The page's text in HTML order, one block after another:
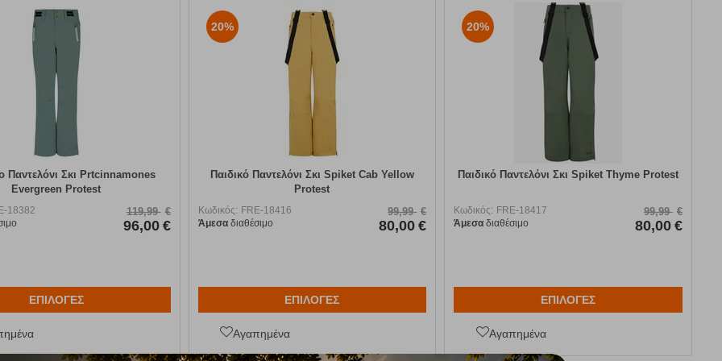
Παντελόνι Σκι Prtcinnamones
Evergreen Protest
18382
119,99 €
96,00 €
ΕΠΙΛΟΓΕΣ
20%
Παιδικό Παντελόνι Σκι Spiket Cab Yellow
Protest
Κωδικός: FRE-18416
Άμεσαδιαθέσιμο
99,99 €
80,00 €
ΕΠΙΛΟΓΕΣ
Αγαπημένα
20%
Παιδικό Παντελόνι Σκι Spiket Thyme Protest
Κωδικός: FRE-18417
Άμεσα διαθέσιμο
99,99 €
80,00 €
ΕΠΙΛΟΓΕΣ
Αγαπημένα